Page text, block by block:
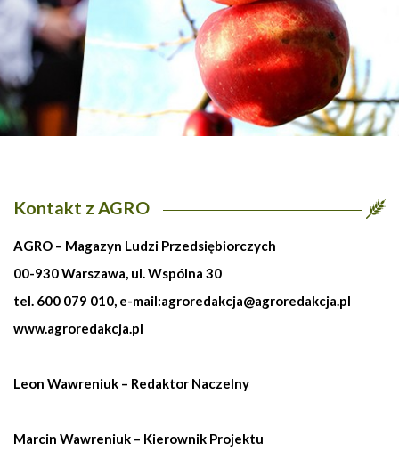
Kontakt z AGRO
AGRO – Magazyn Ludzi Przedsiębiorczych
00-930 Warszawa, ul. Wspólna 30
tel. 600 079 010, e-mail:agroredakcja@agroredakcja.pl
www.agroredakcja.pl
Leon Wawreniuk – Redaktor Naczelny
Marcin Wawreniuk – Kierownik Projektu